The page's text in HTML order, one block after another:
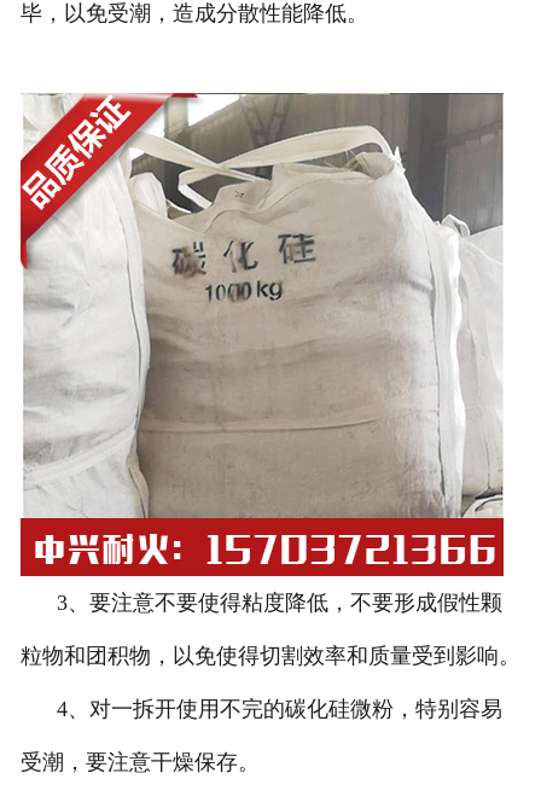
毕，以免受潮，造成分散性能降低。
3、要注意不要使得粘度降低，不要形成假性颗
粒物和团积物，以免使得切割效率和质量受到影响。
4、对一拆开使用不完的碳化硅微粉，特别容易
受潮，要注意干燥保存。